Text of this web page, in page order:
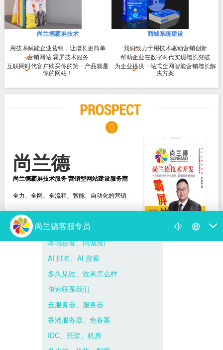
尚兰德霸屏技术
用技术赋能企业营销，让增长更简单
营销网站 霸屏技术服务
互联网时代客户购买你的第一产品就是
你的网站！
商城系统建设
我们致力于用技术驱动营销创新
帮助企业在数字时代实现增长突破
为企业提供一站式全网智能营销增长解
决方案
尚兰德
尚兰德霸屏技术服务 营销型网站建设服务商
全力、全网、全流程、智能、自动化的营销
选择尚兰德
打造营销型网站建设服务商
你的网络营销为何出了问题 病根在思想上
尚兰德霸屏技术服务 营销型网站建设服务商
霸屏是什么意思，百度霸屏推广的方法与...
尚兰德带你揭开 “霸占屏幕” 的神秘面纱